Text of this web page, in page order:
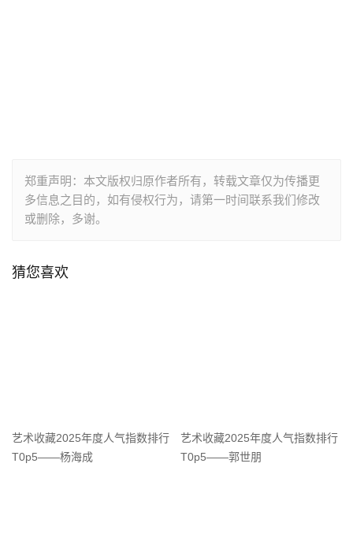
郑重声明：本文版权归原作者所有，转载文章仅为传播更
多信息之目的，如有侵权行为，请第一时间联系我们修改
或删除，多谢。
猜您喜欢
艺术收藏2025年度人气指数排行
T0p5——杨海成
艺术收藏2025年度人气指数排行
T0p5——郭世朋